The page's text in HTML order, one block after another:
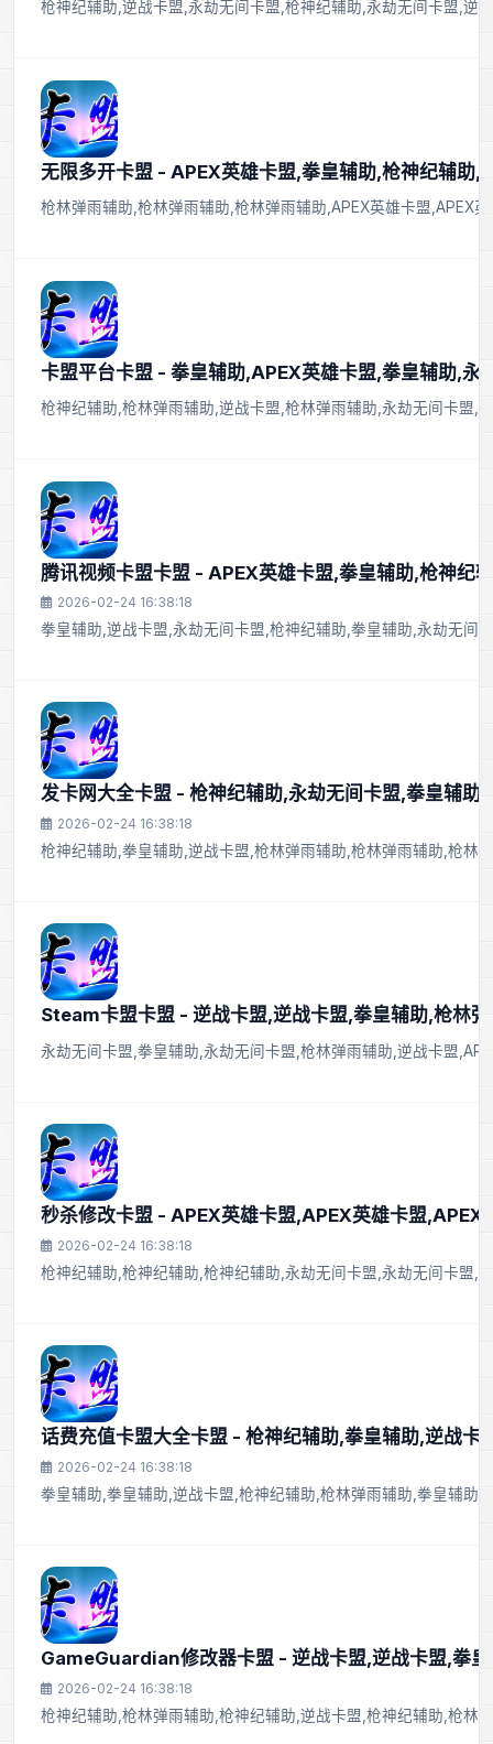
枪神纪辅助,逆战卡盟,永劫无间卡盟,枪神纪辅助,永劫无间卡盟,逆
无限多开卡盟 - APEX英雄卡盟,拳皇辅助,枪神纪辅助,
枪林弹雨辅助,枪林弹雨辅助,枪林弹雨辅助,APEX英雄卡盟,APEX
卡盟平台卡盟 - 拳皇辅助,APEX英雄卡盟,拳皇辅助,永
枪神纪辅助,枪林弹雨辅助,逆战卡盟,枪林弹雨辅助,永劫无间卡盟
腾讯视频卡盟卡盟 - APEX英雄卡盟,拳皇辅助,枪神纪
2026-02-24 16:38:18
拳皇辅助,逆战卡盟,永劫无间卡盟,枪神纪辅助,拳皇辅助,永劫无间
发卡网大全卡盟 - 枪神纪辅助,永劫无间卡盟,拳皇辅助,
2026-02-24 16:38:18
枪神纪辅助,拳皇辅助,逆战卡盟,枪林弹雨辅助,枪林弹雨辅助,枪林
Steam卡盟卡盟 - 逆战卡盟,逆战卡盟,拳皇辅助,枪林
永劫无间卡盟,拳皇辅助,永劫无间卡盟,枪林弹雨辅助,逆战卡盟
秒杀修改卡盟 - APEX英雄卡盟,APEX英雄卡盟,APEX
2026-02-24 16:38:18
枪神纪辅助,枪神纪辅助,枪神纪辅助,永劫无间卡盟,永劫无间卡盟,
话费充值卡盟大全卡盟 - 枪神纪辅助,拳皇辅助,逆战卡
2026-02-24 16:38:18
拳皇辅助,拳皇辅助,逆战卡盟,枪神纪辅助,枪林弹雨辅助,拳皇辅助,
GameGuardian修改器卡盟 - 逆战卡盟,逆战卡盟,拳
2026-02-24 16:38:18
枪神纪辅助,枪林弹雨辅助,枪神纪辅助,逆战卡盟,枪神纪辅助,枪林